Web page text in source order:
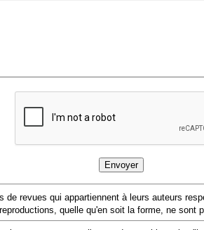
revues qui appartiennent à leurs auteurs
quelle qu'en soit la forme, ne sont